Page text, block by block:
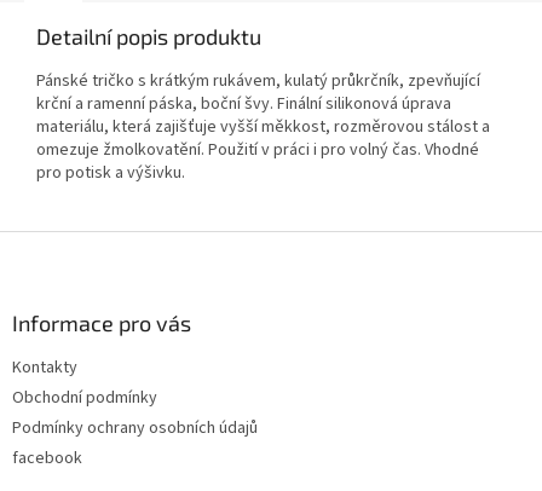
Detailní popis produktu
Pánské tričko s krátkým rukávem, kulatý průkrčník, zpevňující
krční a ramenní páska, boční švy. Finální silikonová úprava
materiálu, která zajišťuje vyšší měkkost, rozměrovou stálost a
omezuje žmolkovatění. Použití v práci i pro volný čas. Vhodné
pro potisk a výšivku.
Informace pro vás
Kontakty
Obchodní podmínky
Podmínky ochrany osobních údajů
facebook